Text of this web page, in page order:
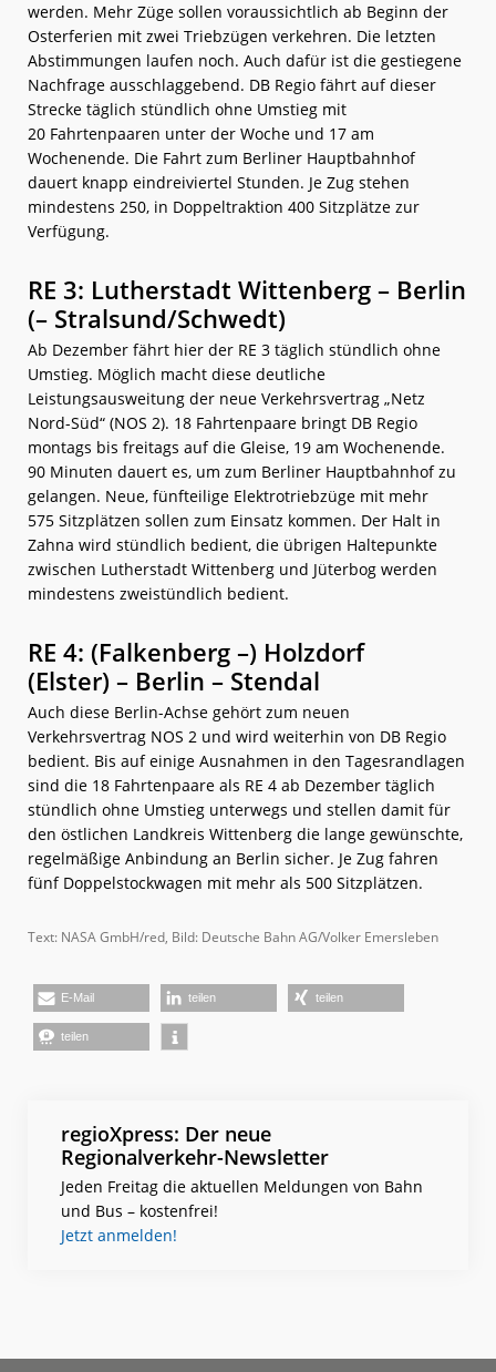
werden. Mehr Züge sollen voraussichtlich ab Beginn der
Osterferien mit zwei Triebzügen verkehren. Die letzten
Abstimmungen laufen noch. Auch dafür ist die gestiegene
Nachfrage ausschlaggebend. DB Regio fährt auf dieser
Strecke täglich stündlich ohne Umstieg mit
20 Fahrtenpaaren unter der Woche und 17 am
Wochenende. Die Fahrt zum Berliner Hauptbahnhof
dauert knapp eindreiviertel Stunden. Je Zug stehen
mindestens 250, in Doppeltraktion 400 Sitzplätze zur
Verfügung.
RE 3: Lutherstadt Wittenberg – Berlin
(– Stralsund/Schwedt)
Ab Dezember fährt hier der RE 3 täglich stündlich ohne
Umstieg. Möglich macht diese deutliche
Leistungsausweitung der neue Verkehrsvertrag „Netz
Nord-Süd“ (NOS 2). 18 Fahrtenpaare bringt DB Regio
montags bis freitags auf die Gleise, 19 am Wochenende.
90 Minuten dauert es, um zum Berliner Hauptbahnhof zu
gelangen. Neue, fünfteilige Elektrotriebzüge mit mehr
575 Sitzplätzen sollen zum Einsatz kommen. Der Halt in
Zahna wird stündlich bedient, die übrigen Haltepunkte
zwischen Lutherstadt Wittenberg und Jüterbog werden
mindestens zweistündlich bedient.
RE 4: (Falkenberg –) Holzdorf
(Elster) – Berlin – Stendal
Auch diese Berlin-Achse gehört zum neuen
Verkehrsvertrag NOS 2 und wird weiterhin von DB Regio
bedient. Bis auf einige Ausnahmen in den Tagesrandlagen
sind die 18 Fahrtenpaare als RE 4 ab Dezember täglich
stündlich ohne Umstieg unterwegs und stellen damit für
den östlichen Landkreis Wittenberg die lange gewünschte,
regelmäßige Anbindung an Berlin sicher. Je Zug fahren
fünf Doppelstockwagen mit mehr als 500 Sitzplätzen.
Text: NASA GmbH/red, Bild: Deutsche Bahn AG/Volker Emersleben
E-Mail teilen teilen
teilen
regioXpress: Der neue
Regionalverkehr-Newsletter
Jeden Freitag die aktuellen Meldungen von Bahn
und Bus – kostenfrei!
Jetzt anmelden!